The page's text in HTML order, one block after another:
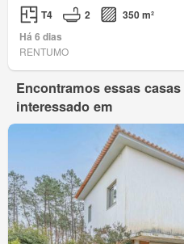
T4 2
350 m²
Há 6 dias
RENTUMO
Encontramos essas
interessado em